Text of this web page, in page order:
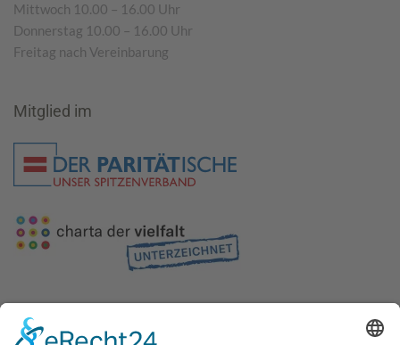
Mittwoch 10.00 – 16.00 Uhr
Donnerstag 10.00 – 16.00 Uhr
Freitag nach Vereinbarung
Mitglied im